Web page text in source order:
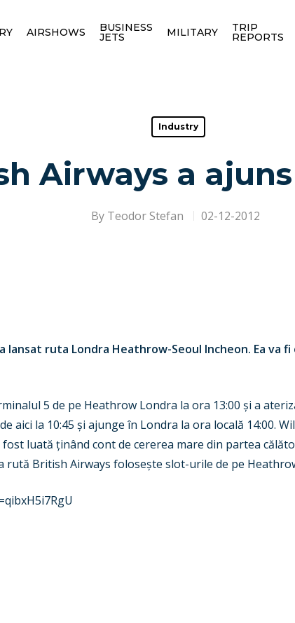
AIRSHOWS BUSINESS
JETS MILITARY TRIP
REPORTS
Industry
Airways a
By Teodor Stefan 02-12-2012
lansat ruta Londra Heathrow-Seoul Incheon. Ea va
5 de pe Heathrow Londra la ora 13:00 și a
aici la 10:45 și ajunge în Londra la ora locală 14:00.
fost luată ținând cont de cererea mare din partea
rută British Airways folosește slot-urile de pe